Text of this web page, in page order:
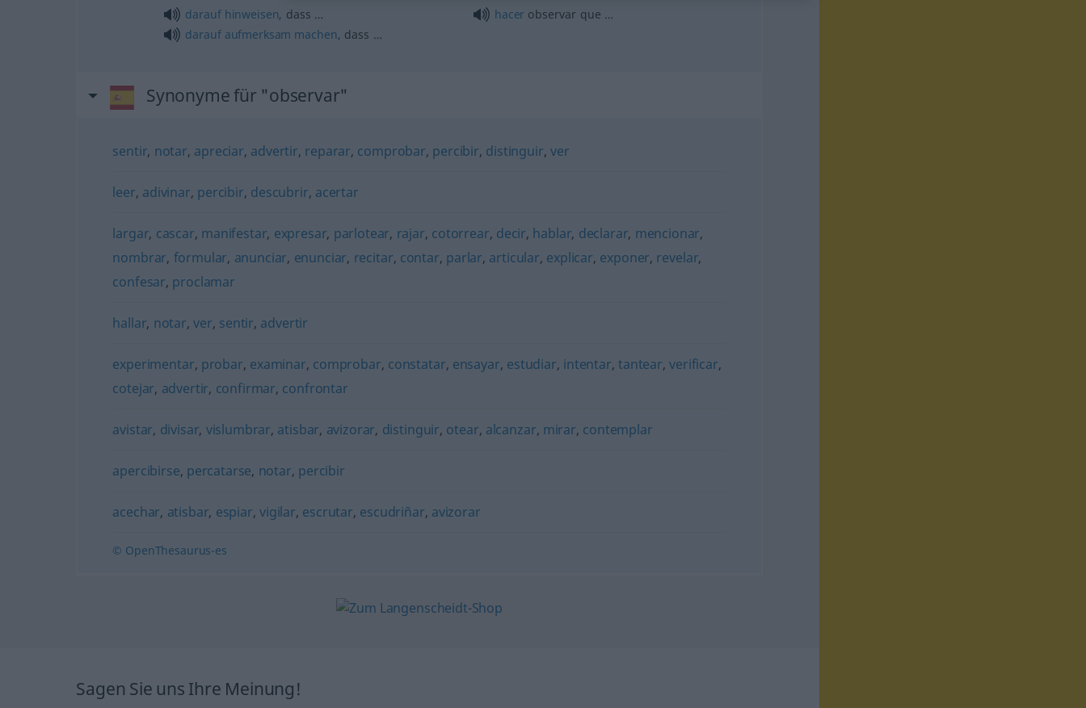
darauf hinweisen, dass …
darauf aufmerksam machen, dass …
hacer observar que …
Synonyme für "observar"
sentir, notar, apreciar, advertir, reparar, comprobar, percibir, distinguir, ver
leer, adivinar, percibir, descubrir, acertar
largar, cascar, manifestar, expresar, parlotear, rajar, cotorrear, decir, hablar, declarar, mencionar,
nombrar, formular, anunciar, enunciar, recitar, contar, parlar, articular, explicar, exponer, revelar,
confesar, proclamar
hallar, notar,ver, sentir, advertir
experimentar, probar, examinar, comprobar, constatar, ensayar, estudiar, intentar,tantear,verificar,
cotejar, advertir, confirmar, confrontar
avistar, divisar, vislumbrar, atisbar, avizorar, distinguir, otear, alcanzar, mirar, contemplar
apercibirse, percatarse, notar, percibir
acechar, atisbar, espiar,vigilar, escrutar, escudriñar, avizorar
© OpenThesaurus-es
Sagen Sie uns Ihre Meinung!